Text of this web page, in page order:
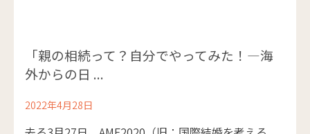
「親の相続って？自分でやってみた！―海
外からの日 ...
2022年4月28日